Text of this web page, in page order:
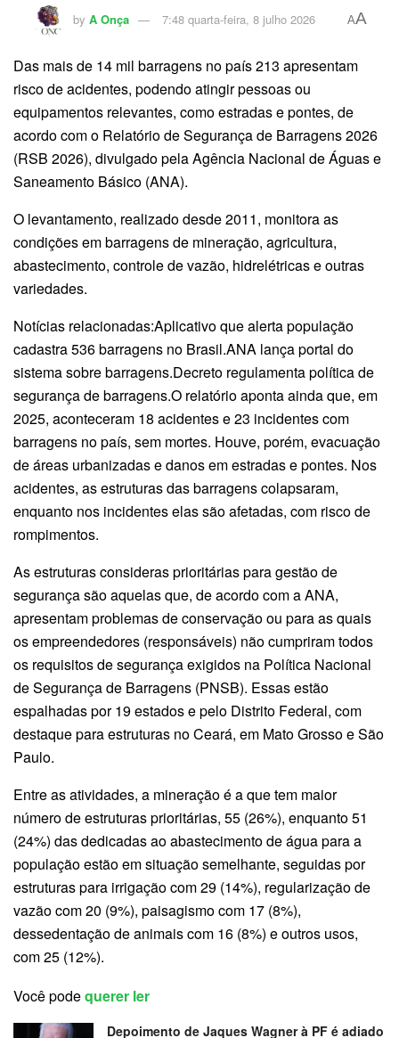
by A Onça 7:48 quarta-feira, 8 julho 2026 AA
Das mais de 14 mil barragens no país 213 apresentam
risco de acidentes, podendo atingir pessoas ou
equipamentos relevantes, como estradas e pontes, de
acordo com o Relatório de Segurança de Barragens 2026
(RSB 2026), divulgado pela Agência Nacional de Águas e
Saneamento Básico (ANA).
O levantamento, realizado desde 2011, monitora as
condições em barragens de mineração, agricultura,
abastecimento, controle de vazão, hidrelétricas e outras
variedades.
Notícias relacionadas:Aplicativo que alerta população
cadastra 536 barragens no Brasil.ANA lança portal do
sistema sobre barragens.Decreto regulamenta política de
segurança de barragens.O relatório aponta ainda que, em
2025, aconteceram 18 acidentes e 23 incidentes com
barragens no país, sem mortes. Houve, porém, evacuação
de áreas urbanizadas e danos em estradas e pontes. Nos
acidentes, as estruturas das barragens colapsaram,
enquanto nos incidentes elas são afetadas, com risco de
rompimentos.
As estruturas consideras prioritárias para gestão de
segurança são aquelas que, de acordo com a ANA,
apresentam problemas de conservação ou para as quais
os empreendedores (responsáveis) não cumpriram todos
os requisitos de segurança exigidos na Política Nacional
de Segurança de Barragens (PNSB). Essas estão
espalhadas por 19 estados e pelo Distrito Federal, com
destaque para estruturas no Ceará, em Mato Grosso e São
Paulo.
Entre as atividades, a mineração é a que tem maior
número de estruturas prioritárias, 55 (26%), enquanto 51
(24%) das dedicadas ao abastecimento de água para a
população estão em situação semelhante, seguidas por
estruturas para irrigação com 29 (14%), regularização de
vazão com 20 (9%), paisagismo com 17 (8%),
dessedentação de animais com 16 (8%) e outros usos,
com 25 (12%).
Você podequerer ler
Depoimento de Jaques Wagner à PF é adiado